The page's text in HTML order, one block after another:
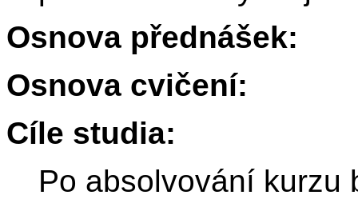
Osnova přednášek:
Osnova cvičení:
Cíle studia:
Po absolvování kurzu